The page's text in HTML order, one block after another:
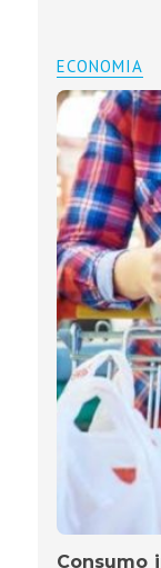
ECONOMIA
Consumo